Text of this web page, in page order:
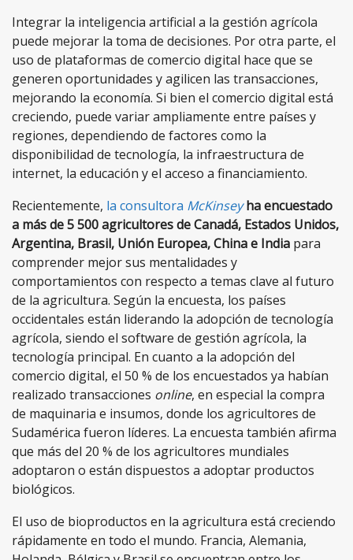
Integrar la inteligencia artificial a la gestión agrícola
puede mejorar la toma de decisiones. Por otra parte, el
uso de plataformas de comercio digital hace que se
generen oportunidades y agilicen las transacciones,
mejorando la economía. Si bien el comercio digital está
creciendo, puede variar ampliamente entre países y
regiones, dependiendo de factores como la
disponibilidad de tecnología, la infraestructura de
internet, la educación y el acceso a financiamiento.
Recientemente, la consultora McKinsey ha encuestado
a más de 5 500 agricultores de Canadá, Estados Unidos,
Argentina, Brasil, Unión Europea, China e India para
comprender mejor sus mentalidades y
comportamientos con respecto a temas clave al futuro
de la agricultura. Según la encuesta, los países
occidentales están liderando la adopción de tecnología
agrícola, siendo el software de gestión agrícola, la
tecnología principal. En cuanto a la adopción del
comercio digital, el 50 % de los encuestados ya habían
realizado transacciones online, en especial la compra
de maquinaria e insumos, donde los agricultores de
Sudamérica fueron líderes. La encuesta también afirma
que más del 20 % de los agricultores mundiales
adoptaron o están dispuestos a adoptar productos
biológicos.
El uso de bioproductos en la agricultura está creciendo
rápidamente en todo el mundo. Francia, Alemania,